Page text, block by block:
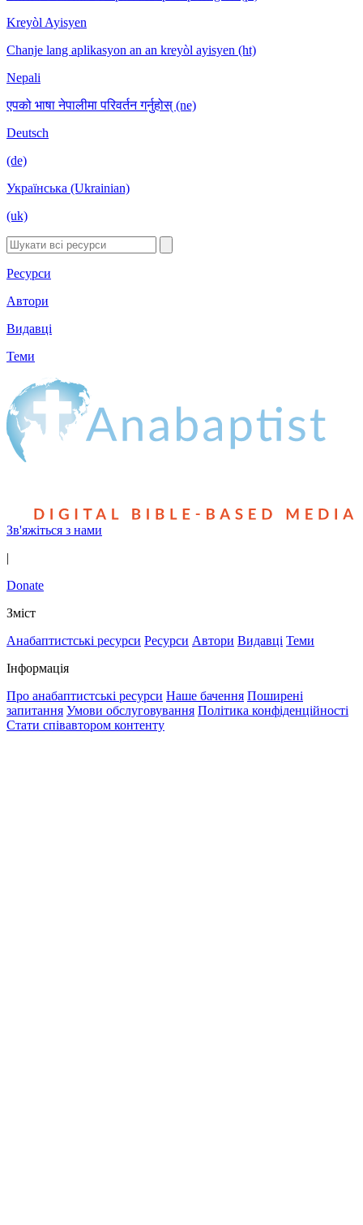
Kreyòl Ayisyen
Chanje lang aplikasyon an an kreyòl ayisyen (ht)
Nepali
एपको भाषा नेपालीमा परिवर्तन गर्नुहोस् (ne)
Deutsch
(de)
Українська (Ukrainian)
(uk)
Ресурси
Автори
Видавці
Теми
Зв'яжіться з нами
|
Donate
Зміст
Анабаптистські ресурси Ресурси Автори Видавці Теми
Інформація
Про анабаптистські ресурси Наше бачення Поширені
запитання Умови обслуговування Політика конфіденційності
Стати співавтором контенту